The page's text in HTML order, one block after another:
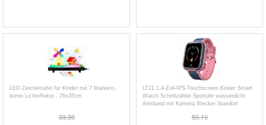
LED-Zeichentafel für Kinder mit 7 Markern,
bunte Lichteffekte - 26x35cm
33,30
LT21 1,4-Zoll-IPS-Touchscreen Kinder Smart
Watch Schrittzähler Sportuhr wasserdicht
Armband mit Kamera Wecker Standort
50,10